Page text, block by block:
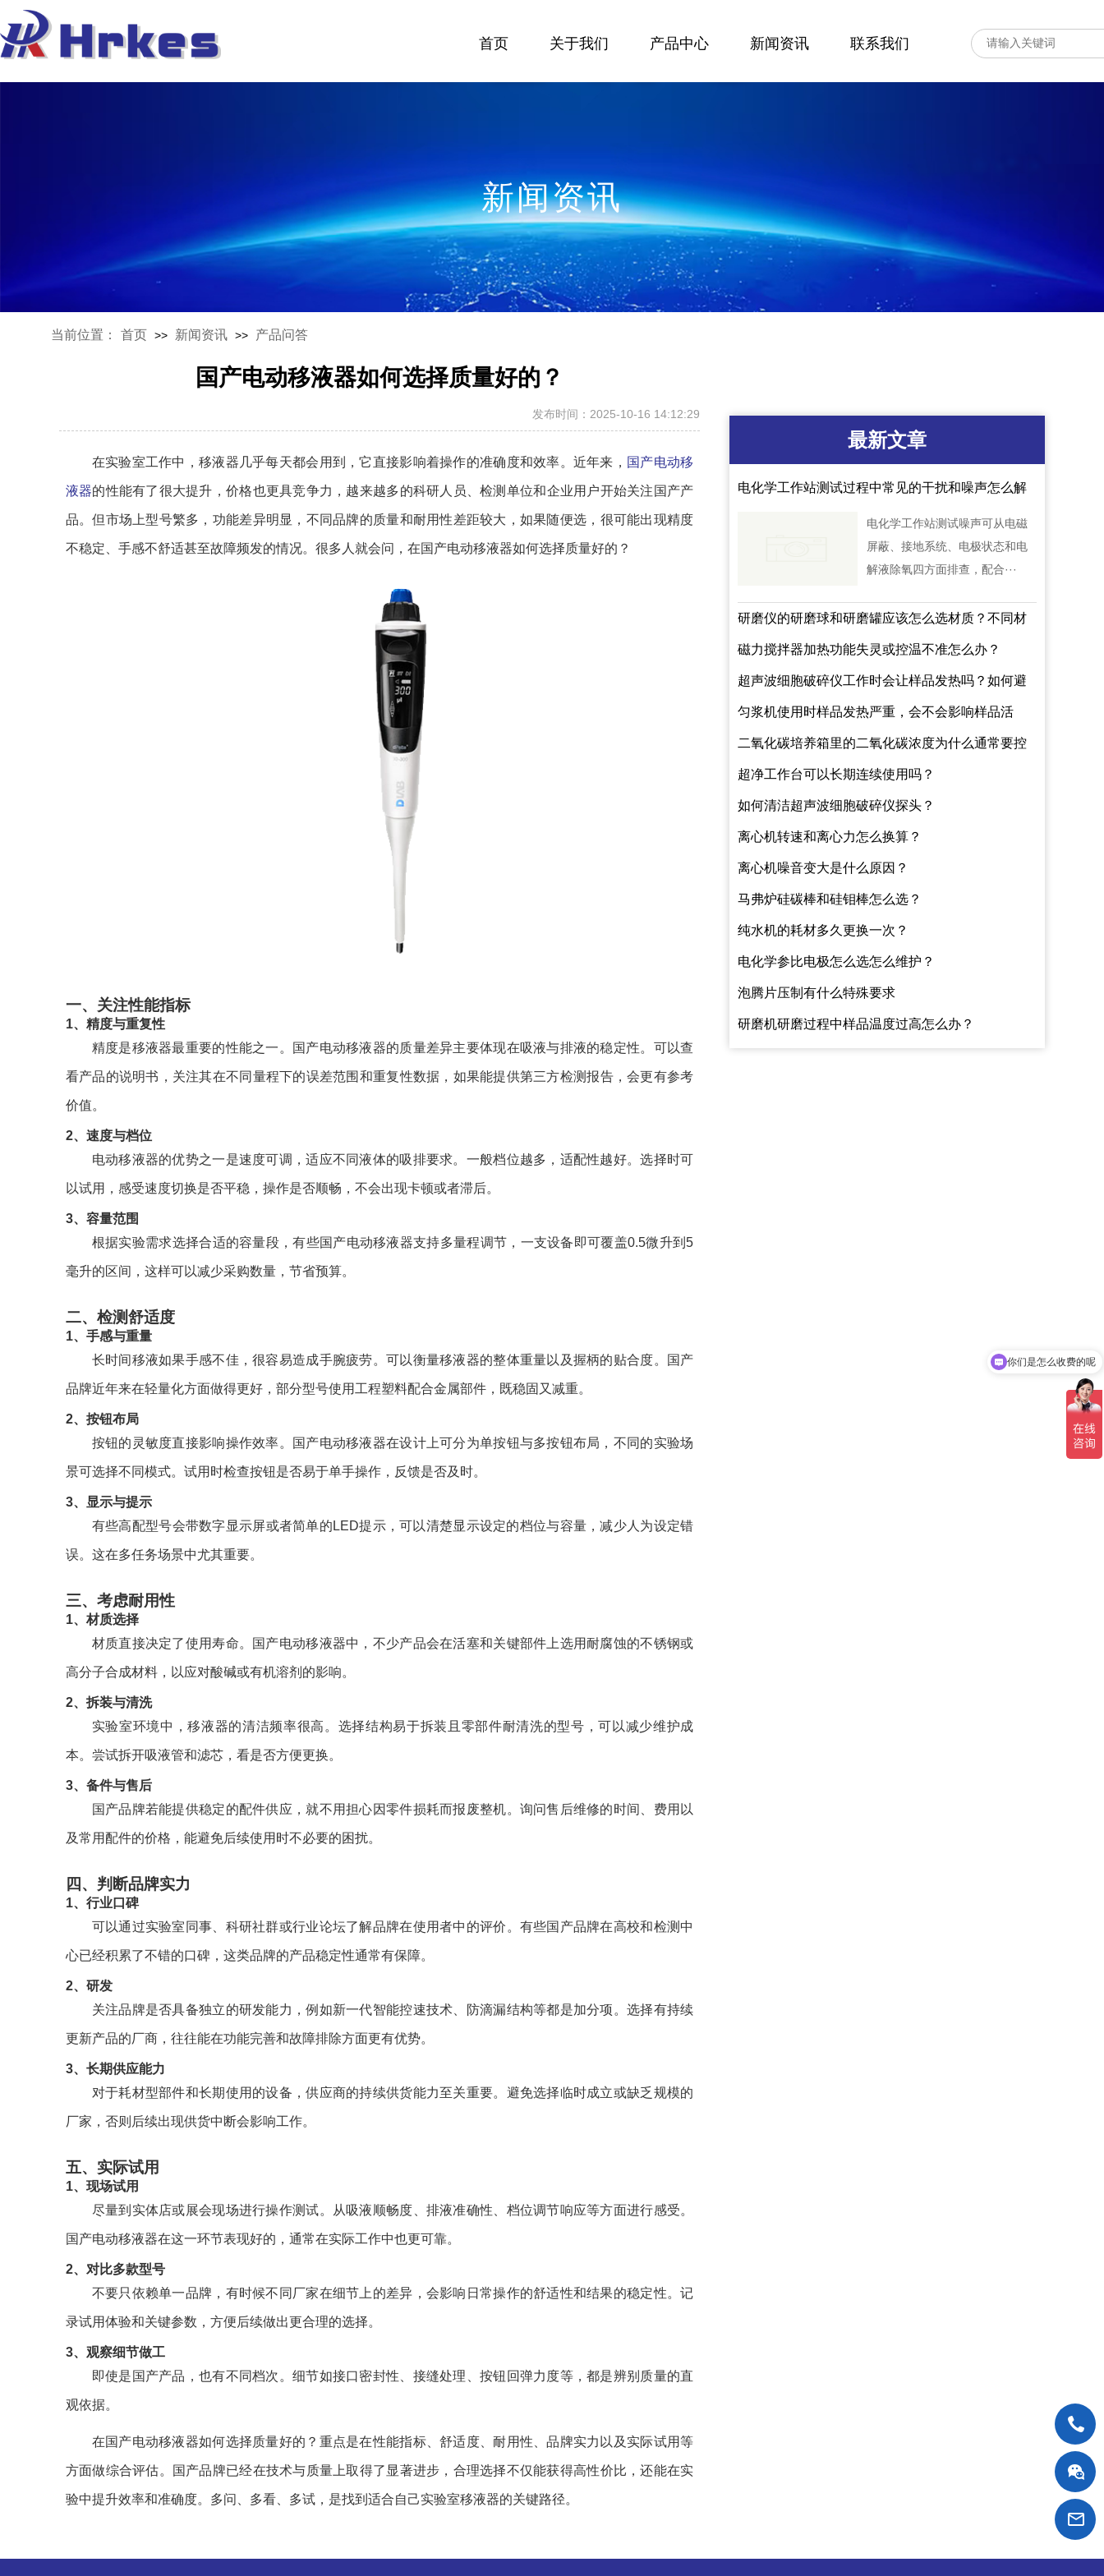
首页 关于我们 产品中心 新闻资讯 联系我们
新闻资讯
当前位置： 首页 >> 新闻资讯 >> 产品问答
国产电动移液器如何选择质量好的？
发布时间：2025-10-16 14:12:29
在实验室工作中，移液器几乎每天都会用到，它直接影响着操作的准确度和效率。近年来， 国产电动移
液器的性能有了很大提升，价格也更具竞争力，越来越多的科研人员、检测单位和企业用户开始关注国产产
品。但市场上型号繁多，功能差异明显，不同品牌的质量和耐用性差距较大，如果随便选，很可能出现精度
不稳定、手感不舒适甚至故障频发的情况。很多人就会问，在国产电动移液器如何选择质量好的？
一、关注性能指标
1、精度与重复性
精度是移液器最重要的性能之一。国产电动移液器的质量差异主要体现在吸液与排液的稳定性。可以查
看产品的说明书，关注其在不同量程下的误差范围和重复性数据，如果能提供第三方检测报告，会更有参考
价值。
2、速度与档位
电动移液器的优势之一是速度可调，适应不同液体的吸排要求。一般档位越多，适配性越好。选择时可
以试用，感受速度切换是否平稳，操作是否顺畅，不会出现卡顿或者滞后。
3、容量范围
根据实验需求选择合适的容量段，有些国产电动移液器支持多量程调节，一支设备即可覆盖0.5微升到5
毫升的区间，这样可以减少采购数量，节省预算。
二、检测舒适度
1、手感与重量
长时间移液如果手感不佳，很容易造成手腕疲劳。可以衡量移液器的整体重量以及握柄的贴合度。国产
品牌近年来在轻量化方面做得更好，部分型号使用工程塑料配合金属部件，既稳固又减重。
2、按钮布局
按钮的灵敏度直接影响操作效率。国产电动移液器在设计上可分为单按钮与多按钮布局，不同的实验场
景可选择不同模式。试用时检查按钮是否易于单手操作，反馈是否及时。
3、显示与提示
有些高配型号会带数字显示屏或者简单的LED提示，可以清楚显示设定的档位与容量，减少人为设定错
误。这在多任务场景中尤其重要。
三、考虑耐用性
1、材质选择
材质直接决定了使用寿命。国产电动移液器中，不少产品会在活塞和关键部件上选用耐腐蚀的不锈钢或
高分子合成材料，以应对酸碱或有机溶剂的影响。
2、拆装与清洗
实验室环境中，移液器的清洁频率很高。选择结构易于拆装且零部件耐清洗的型号，可以减少维护成
本。尝试拆开吸液管和滤芯，看是否方便更换。
3、备件与售后
国产品牌若能提供稳定的配件供应，就不用担心因零件损耗而报废整机。询问售后维修的时间、费用以
及常用配件的价格，能避免后续使用时不必要的困扰。
四、判断品牌实力
1、行业口碑
可以通过实验室同事、科研社群或行业论坛了解品牌在使用者中的评价。有些国产品牌在高校和检测中
心已经积累了不错的口碑，这类品牌的产品稳定性通常有保障。
2、研发
关注品牌是否具备独立的研发能力，例如新一代智能控速技术、防滴漏结构等都是加分项。选择有持续
更新产品的厂商，往往能在功能完善和故障排除方面更有优势。
3、长期供应能力
对于耗材型部件和长期使用的设备，供应商的持续供货能力至关重要。避免选择临时成立或缺乏规模的
厂家，否则后续出现供货中断会影响工作。
五、实际试用
1、现场试用
尽量到实体店或展会现场进行操作测试。从吸液顺畅度、排液准确性、档位调节响应等方面进行感受。
国产电动移液器在这一环节表现好的，通常在实际工作中也更可靠。
2、对比多款型号
不要只依赖单一品牌，有时候不同厂家在细节上的差异，会影响日常操作的舒适性和结果的稳定性。记
录试用体验和关键参数，方便后续做出更合理的选择。
3、观察细节做工
即使是国产产品，也有不同档次。细节如接口密封性、接缝处理、按钮回弹力度等，都是辨别质量的直
观依据。
在国产电动移液器如何选择质量好的？重点是在性能指标、舒适度、耐用性、品牌实力以及实际试用等
方面做综合评估。国产品牌已经在技术与质量上取得了显著进步，合理选择不仅能获得高性价比，还能在实
验中提升效率和准确度。多问、多看、多试，是找到适合自己实验室移液器的关键路径。
最新文章
电化学工作站测试过程中常见的干扰和噪声怎么解
电化学工作站测试噪声可从电磁
屏蔽、接地系统、电极状态和电
解液除氧四方面排查，配合···
研磨仪的研磨球和研磨罐应该怎么选材质？不同材
质会不会影响样品检测结果？
磁力搅拌器加热功能失灵或控温不准怎么办？
超声波细胞破碎仪工作时会让样品发热吗？如何避
免蛋白失活？
匀浆机使用时样品发热严重，会不会影响样品活
性？该如何避免？
二氧化碳培养箱里的二氧化碳浓度为什么通常要控
制在百分之五左右？
超净工作台可以长期连续使用吗？
如何清洁超声波细胞破碎仪探头？
离心机转速和离心力怎么换算？
离心机噪音变大是什么原因？
马弗炉硅碳棒和硅钼棒怎么选？
纯水机的耗材多久更换一次？
电化学参比电极怎么选怎么维护？
泡腾片压制有什么特殊要求
研磨机研磨过程中样品温度过高怎么办？
你们是怎么收费的呢
现在有优惠活动吗